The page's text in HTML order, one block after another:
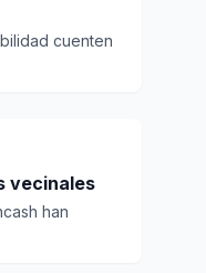
cuenten
vecinales
han